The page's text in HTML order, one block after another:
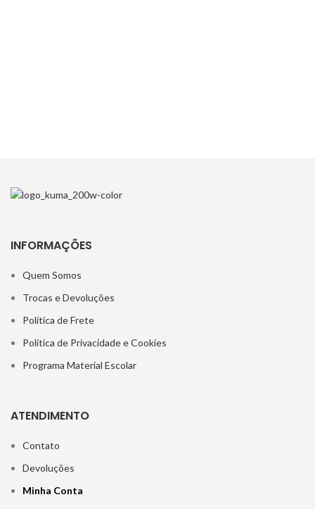
INFORMAÇÕES
Quem Somos
Trocas e Devoluções
Política de Frete
Política de Privacidade e Cookies
Programa Material Escolar
ATENDIMENTO
Contato
Devoluções
Minha Conta